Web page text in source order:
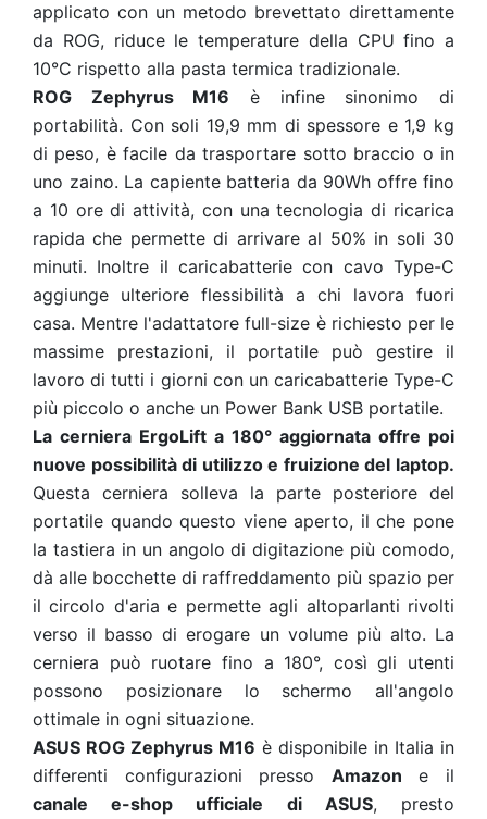
applicato con un metodo brevettato direttamente
da ROG, riduce le temperature della CPU fino a
10°C rispetto alla pasta termica tradizionale.
ROG Zephyrus M16 è infine sinonimo di
portabilità. Con soli 19,9 mm di spessore e 1,9 kg
di peso, è facile da trasportare sotto braccio o in
uno zaino. La capiente batteria da 90Wh offre fino
a 10 ore di attività, con una tecnologia di ricarica
rapida che permette di arrivare al 50% in soli 30
minuti. Inoltre il caricabatterie con cavo Type-C
aggiunge ulteriore flessibilità a chi lavora fuori
casa. Mentre l'adattatore full-size è richiesto per le
massime prestazioni, il portatile può gestire il
lavoro di tutti i giorni con un caricabatterie Type-C
più piccolo o anche un Power Bank USB portatile.
La cerniera ErgoLift a 180° aggiornata offre poi
nuove possibilità di utilizzo e fruizione del laptop.
Questa cerniera solleva la parte posteriore del
portatile quando questo viene aperto, il che pone
la tastiera in un angolo di digitazione più comodo,
dà alle bocchette di raffreddamento più spazio per
il circolo d'aria e permette agli altoparlanti rivolti
verso il basso di erogare un volume più alto. La
cerniera può ruotare fino a 180°, così gli utenti
possono posizionare lo schermo all'angolo
ottimale in ogni situazione.
ASUS ROG Zephyrus M16 è disponibile in Italia in
differenti configurazioni presso Amazon
e il
canale e-shop ufficiale di ASUS, presto